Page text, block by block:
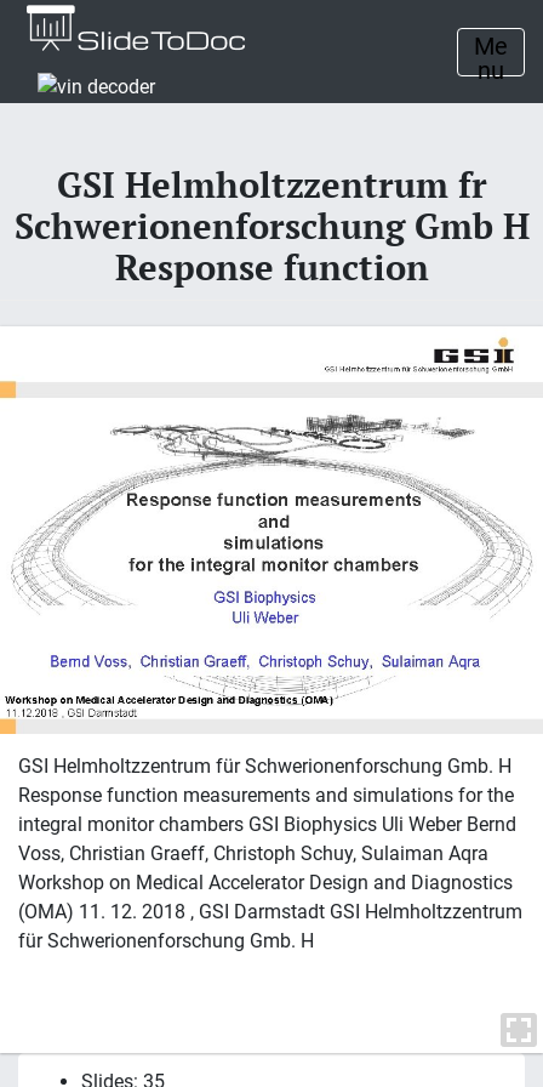
Me
nu
GSI Helmholtzzentrum fr
Schwerionenforschung Gmb H
Response function
GSI Helmholtzzentrum für Schwerionenforschung Gmb. H
Response function measurements and simulations for the
integral monitor chambers GSI Biophysics Uli Weber Bernd
Voss, Christian Graeff, Christoph Schuy, Sulaiman Aqra
Workshop on Medical Accelerator Design and Diagnostics
(OMA) 11. 12. 2018 , GSI Darmstadt GSI Helmholtzzentrum
für Schwerionenforschung Gmb. H
Slides: 35